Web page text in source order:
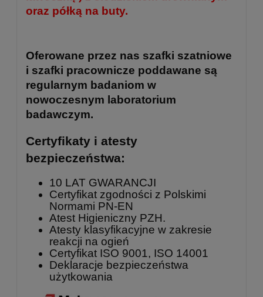
oraz półką na buty.
Oferowane przez nas szafki szatniowe
i szafki pracownicze poddawane są
regularnym badaniom w
nowoczesnym laboratorium
badawczym.
Certyfikaty i atesty
bezpieczeństwa:
10 LAT GWARANCJI
Certyfikat zgodności z Polskimi
Normami PN-EN
Atest Higieniczny PZH.
Atesty klasyfikacyjne w zakresie
reakcji na ogień
Certyfikat ISO 9001, ISO 14001
Deklaracje bezpieczeństwa
użytkowania